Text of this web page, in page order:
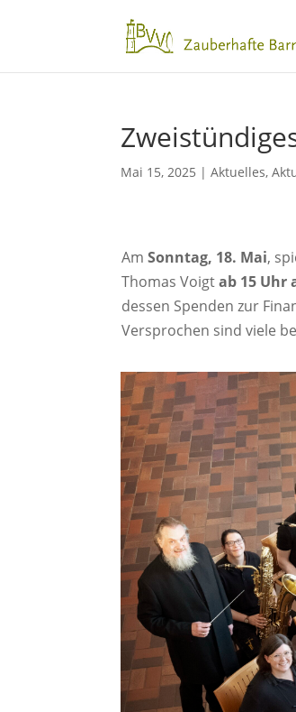
Mai 15, 2025 |Aktuelles,
AmSonntag, 18. Mai,
Thomas Voigtab 15 Uhr
dessen Spenden zur
Versprochen sind viele